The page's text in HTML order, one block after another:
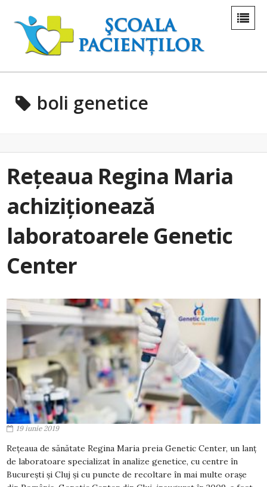
boli genetice
Rețeaua Regina Maria
achiziționează
laboratoarele Genetic
Center
19 iunie 2019
Rețeaua de sănătate Regina Maria preia Genetic Center, un lanț
de laboratoare specializat în analize genetice, cu centre în
București și Cluj și cu puncte de recoltare în mai multe orașe